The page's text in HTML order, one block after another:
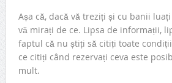
Așa că, dacă vă treziți și cu banii
vă mirați de ce. Lipsa de informații,
faptul că nu știți să citiți toate
ce citiți când rezervați ceva este
mult.